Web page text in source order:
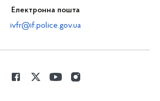
Електронна пошта
ivfr@if.police.gov.ua